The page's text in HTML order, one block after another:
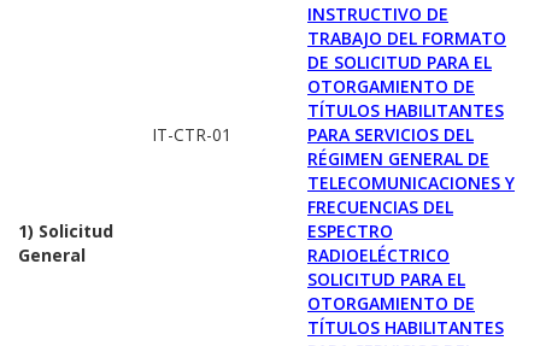
1) Solicitud
General
IT-CTR-01
INSTRUCTIVO DE
TRABAJO DEL FORMATO
DE SOLICITUD PARA EL
OTORGAMIENTO DE
TÍTULOS HABILITANTES
PARA SERVICIOS DEL
RÉGIMEN GENERAL DE
TELECOMUNICACIONES Y
FRECUENCIAS DEL
ESPECTRO
RADIOELÉCTRICO
SOLICITUD PARA EL
OTORGAMIENTO DE
TÍTULOS HABILITANTES